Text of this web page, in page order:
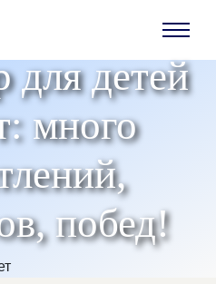
для детей
много
побед!